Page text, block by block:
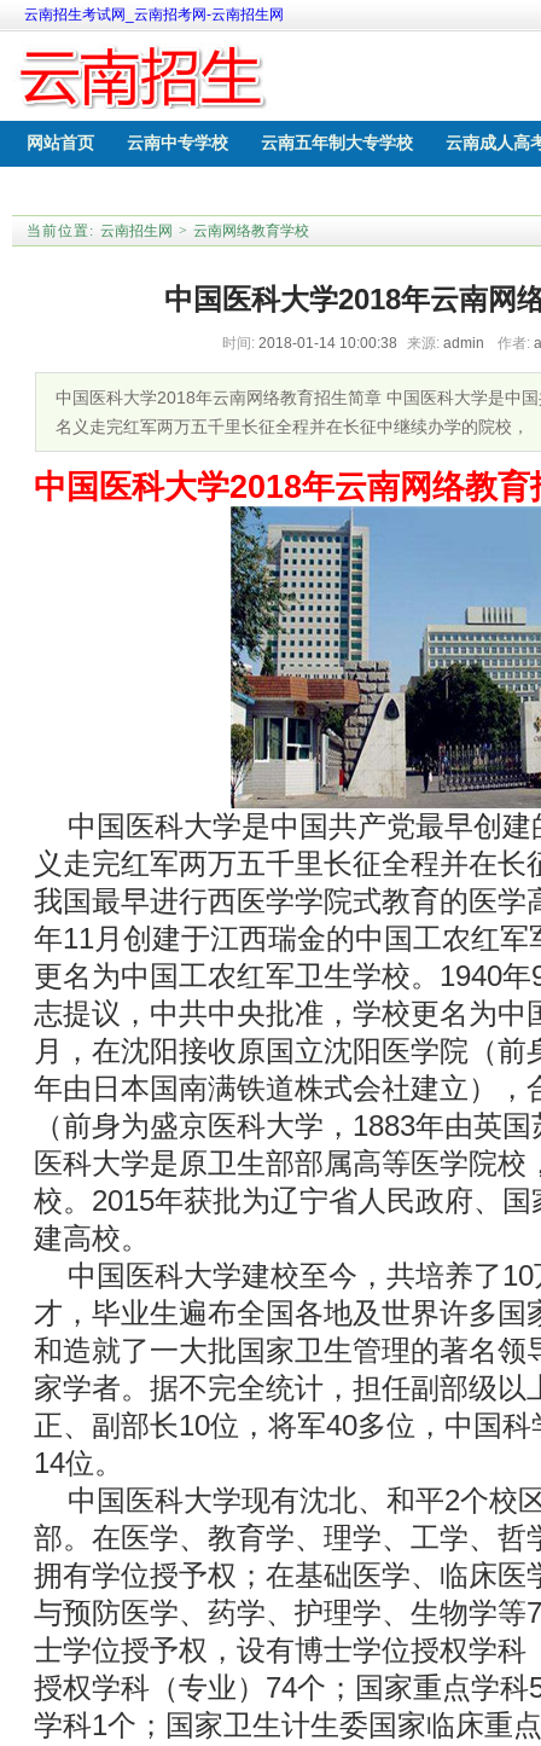
云南招生考试网_云南招考网-云南招生网
网站首页 云南中专学校 云南五年制大专学校 云南成人高
当前位置: 云南招生网 > 云南网络教育学校
中国医科大学2018年云南网
时间: 2018-01-14 10:00:38 来源: admin 作者:
中国医科大学2018年云南网络教育招生简章 中国医科大学是中
名义走完红军两万五千里长征全程并在长征中继续办学的院校，
中国医科大学2018年云南网络教育
中国医科大学是中国共产党最早创建
义走完红军两万五千里长征全程并在
我国最早进行西医学学院式教育的医学
年11月创建于江西瑞金的中国工农红军
更名为中国工农红军卫生学校。1940
志提议，中共中央批准，学校更名为中
月，在沈阳接收原国立沈阳医学院（
年由日本国南满铁道株式会社建立），
（前身为盛京医科大学，1883年由英
医科大学是原卫生部部属高等医学院校
校。2015年获批为辽宁省人民政府、
建高校。
中国医科大学建校至今，共培养了10
才，毕业生遍布全国各地及世界许多国
和造就了一大批国家卫生管理的著名领
家学者。据不完全统计，担任副部级以
正、副部长10位，将军40多位，中国
14位。
中国医科大学现有沈北、和平2个校
部。在医学、教育学、理学、工学、哲
拥有学位授予权；在基础医学、临床医
与预防医学、药学、护理学、生物学等
士学位授予权，设有博士学位授权学科
授权学科（专业）74个；国家重点学
学科1个；国家卫生计生委国家临床重